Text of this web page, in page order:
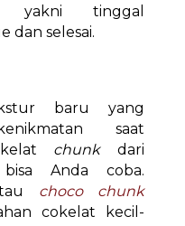
yakni tinggal
dan selesai.
baru yang
saat
chunkdari
Anda coba.
choco chunk
cokelat kecil-